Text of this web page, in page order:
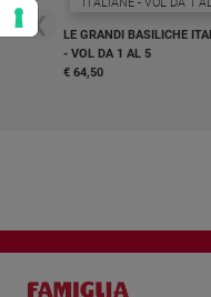
❮
LE GRANDI BASILICHE
- VOL DA 1 AL 5
€ 64,50